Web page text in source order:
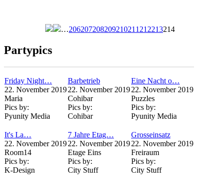
…206207208209210211 212213214
Partypics
Friday Night…
22. November 2019
Maria
Pics by:
Pyunity Media
Barbetrieb
22. November 2019
Cohibar
Pics by:
Cohibar
Eine Nacht o…
22. November 2019
Puzzles
Pics by:
Pyunity Media
It's La…
22. November 2019
Room14
Pics by:
K-Design
7 Jahre Etag…
22. November 2019
Etage Eins
Pics by:
City Stuff
Grosseinsatz
22. November 2019
Freiraum
Pics by:
City Stuff